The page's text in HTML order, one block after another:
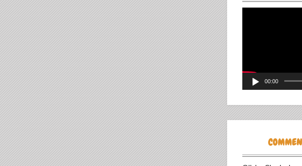
00:00